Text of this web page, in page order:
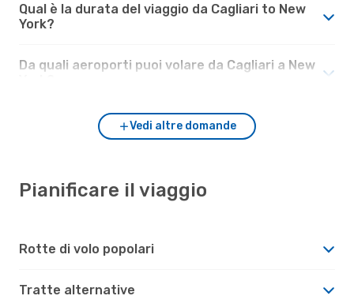
Qual è la durata del viaggio da Cagliari to New
York?
Da quali aeroporti puoi volare da Cagliari a New
Vedi altre domande
Pianificare il viaggio
Rotte di volo popolari
Tratte alternative